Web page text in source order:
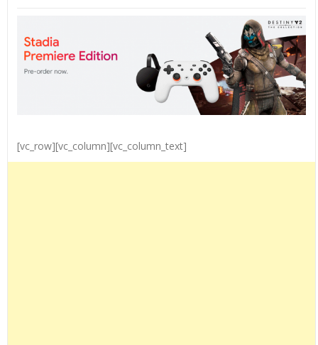
[vc_row][vc_column][vc_column_text]